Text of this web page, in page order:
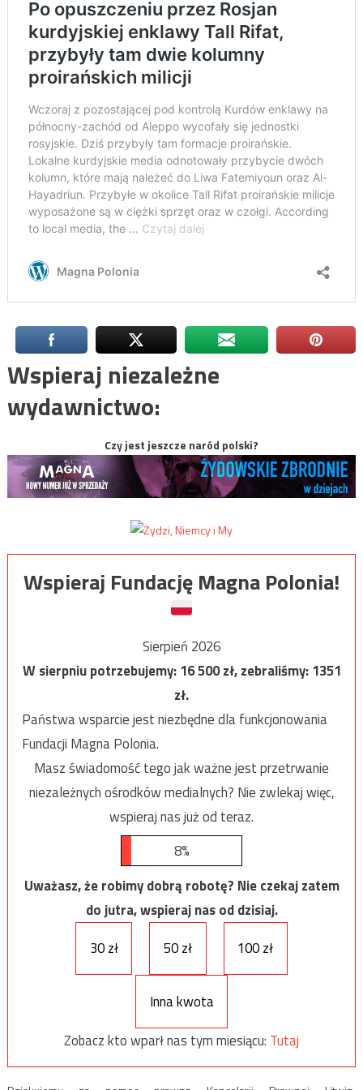
Wspieraj niezależne
wydawnictwo:
Czy jest jeszcze naród polski?
Wspieraj Fundację Magna Polonia!
Sierpień 2026
W sierpniu potrzebujemy:16 500zł, zebraliśmy:1351
zł.
Państwa wsparcie jest niezbędne dla funkcjonowania
Fundacji Magna Polonia.
Masz świadomość tego jak ważne jest przetrwanie
niezależnych ośrodków medialnych? Nie zwlekaj więc,
wspieraj nas już od teraz.
8%
Uważasz, że robimy dobrą robotę? Nie czekaj zatem
do jutra, wspieraj nas od dzisiaj.
30 zł
50 zł 100 zł
Inna kwota
Zobacz kto wparł nas tym miesiącu: Tutaj